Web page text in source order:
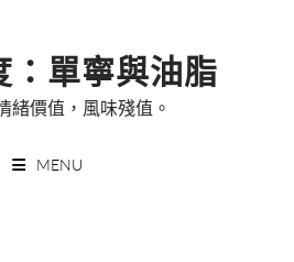
：單寧與油脂
緒價值，風味殘值。
MENU